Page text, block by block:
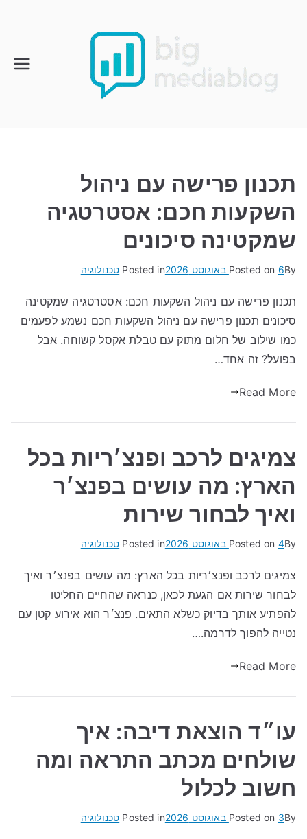
תכנון פרישה עם ניהול
השקעות חכם: אסטרטגיה
שמקטינה סיכונים
By
Posted on 6 באוגוסט 2026 Posted in טכנולוגיה
תכנון פרישה עם ניהול השקעות חכם: אסטרטגיה שמקטינה
סיכונים תכנון פרישה עם ניהול השקעות חכם נשמע לפעמים
כמו שילוב של חלום מתוק עם טבלת אקסל קשוחה. אבל
בפועל? זה אחד…
Read More
צמיגים לרכב ופנצ׳ריות בכל
הארץ: מה עושים בפנצ׳ר
ואיך לבחור שירות
By
Posted on 4 באוגוסט 2026 Posted in טכנולוגיה
צמיגים לרכב ופנצ׳ריות בכל הארץ: מה עושים בפנצ׳ר ואיך
לבחור שירות אם הגעת לכאן, כנראה שהחיים החליטו
להפתיע אותך בדיוק כשלא התאים. פנצ׳ר הוא אירוע קטן עם
נטייה להפוך לדרמה.…
Read More
עו״ד הוצאת דיבה: איך
שולחים מכתב התראה ומה
חשוב לכלול
By
Posted on 3 באוגוסט 2026 Posted in טכנולוגיה